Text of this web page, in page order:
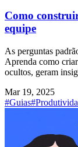
Como
equipe
As perguntas
Aprenda como
ocultos, geram
Mar 19, 2025
#Guias